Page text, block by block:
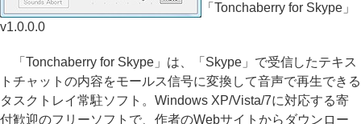
「Tonchaberry for Skype」
v1.0.0.0
「Tonchaberry for Skype」は、「Skype」で受信したテキス
トチャットの内容をモールス信号に変換して音声で再生できる
タスクトレイ常駐ソフト。Windows XP/Vista/7に対応する寄
付歓迎のフリーソフトで、作者のWebサイトからダウンロー